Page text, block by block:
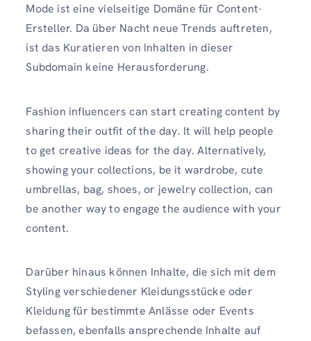
Mode ist eine vielseitige Domäne für Content-
Ersteller. Da über Nacht neue Trends auftreten,
ist das Kuratieren von Inhalten in dieser
Subdomain keine Herausforderung.
Fashion influencers can start creating content by
sharing their outfit of the day. It will help people
to get creative ideas for the day. Alternatively,
showing your collections, be it wardrobe, cute
umbrellas, bag, shoes, or jewelry collection, can
be another way to engage the audience with your
content.
Darüber hinaus können Inhalte, die sich mit dem
Styling verschiedener Kleidungsstücke oder
Kleidung für bestimmte Anlässe oder Events
befassen, ebenfalls ansprechende Inhalte auf